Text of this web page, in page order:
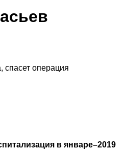
спасет операция
в январе–2019